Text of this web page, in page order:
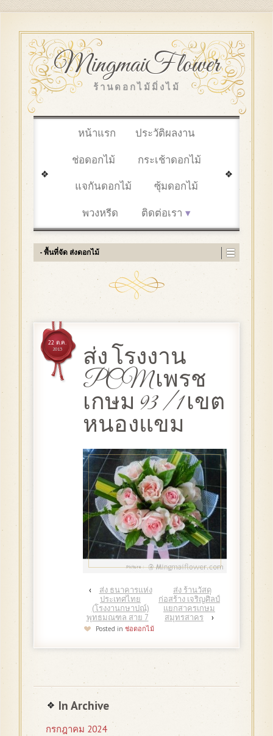
MingmaiFlower
ร้านดอกไม้มิ่งไม้
หน้าแรก
ประวัติผลงาน
ช่อดอกไม้
กระเช้าดอกไม้
แจกันดอกไม้
ซุ้มดอกไม้
พวงหรีด
ติดต่อเรา
- พื้นที่จัด ส่งดอกไม้
ส่ง โรงงาน
PCM เพรช
เกษม 93 / 1 เขต
หนองแขม
22 ต.ค.
2013
‹
ส่ง ธนาคารแห่ง
ประเทศไทย
(โรงงานกษาปณ์)
พุทธมณฑล สาย 7
ส่ง ร้านวัสดุ
ก่อสร้าง เจริญศิลป์
แยกสาครเกษม
สมุทรสาคร
›
Posted in ช่อดอกไม้
In Archive
กรกฎาคม 2024